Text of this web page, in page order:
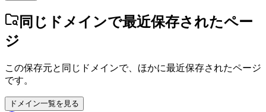
同じドメインで最近保存されたペー
ジ
この保存元と同じドメインで、ほかに最近保存されたページ
です。
ドメイン一覧を見る